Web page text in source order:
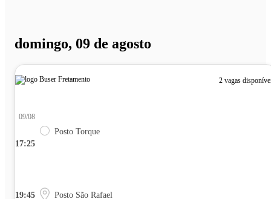
domingo, 09 de agosto
2 vagas
17:25
09/08
Posto Torque
19:45 Posto São Rafael